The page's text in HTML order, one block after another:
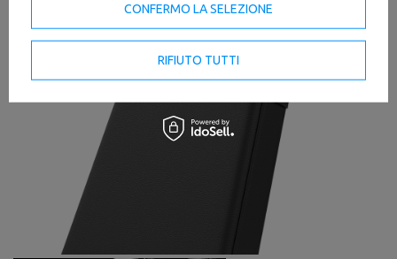
CONFERMO LA SELEZIONE
RIFIUTO TUTTI